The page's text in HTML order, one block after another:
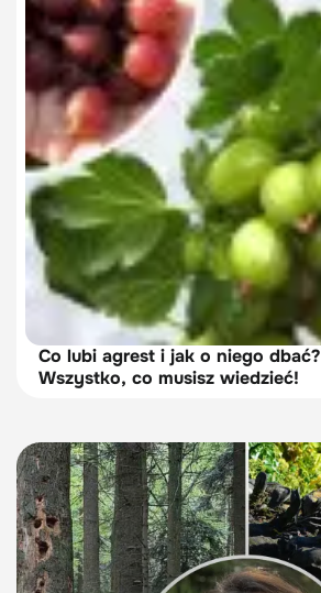
Co lubi agrest i jak o niego dbać?
Wszystko, co musisz wiedzieć!